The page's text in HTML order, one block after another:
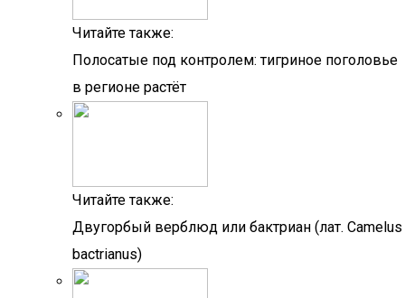
Читайте также:
Полосатые под контролем: тигриное поголовье
в регионе растёт
Читайте также:
Двугорбый верблюд или бактриан (лат. Camelus
bactrianus)